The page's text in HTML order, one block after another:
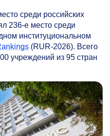
среди российских
236-е место среди
институциональном
(RUR-2026). Всего
учреждений из 95 стран